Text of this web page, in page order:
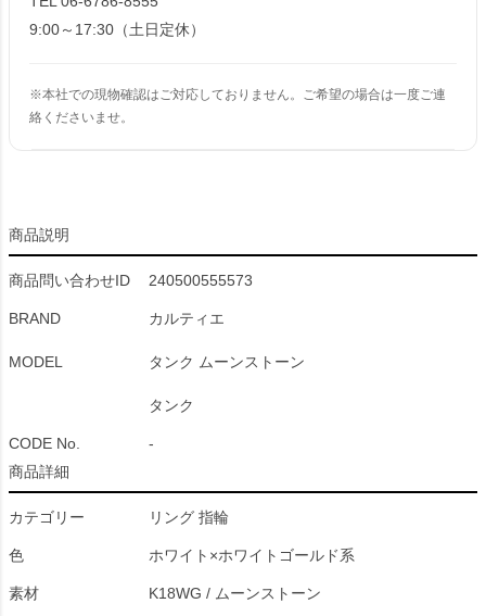
9:00～17:30（土日定休）
※本社での現物確認はご対応しておりません。ご希望の場合は一度ご連
絡くださいませ。
商品説明
商品問い合わせID 240500555573
BRAND カルティエ
MODEL タンク ムーンストーン
タンク
CODE No.
-
商品詳細
カテゴリー リング 指輪
色 ホワイト×ホワイトゴールド系
素材
K18WG / ムーンストーン